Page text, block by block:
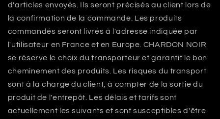
d'articles envoyés. Ils seront précisés au client lors de
la confirmation de la commande. Les produits
commandés seront livrés à l'adresse indiquée par
l'utilisateur en France et en Europe. CHARDON NOIR
se réserve le choix du transporteur et garantit le bon
cheminement des produits. Les risques du transport
sont à la charge du client, à compter de la sortie du
produit de l'entrepôt. Les délais et tarifs sont
actuellement les suivants et sont susceptibles d'être